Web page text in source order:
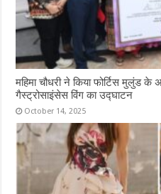
महिमा चौधरी ने किया फोर्टिस मुलुंड
गैस्ट्रोसाइंसेस विंग का उद्घाटन
October 14, 2025